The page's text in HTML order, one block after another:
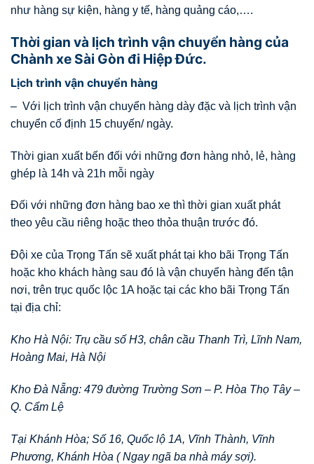
như hàng sự kiện, hàng y tế, hàng quảng cáo,….
Thời gian và lịch trình vận chuyển hàng của
Chành xe Sài Gòn đi Hiệp Đức.
Lịch trình vận chuyển hàng
– Với lịch trình vận chuyển hàng dày đặc và lịch trình vận
chuyển cố định 15 chuyến/ ngày.
Thời gian xuất bến đối với những đơn hàng nhỏ, lẻ, hàng
ghép là 14h và 21h mỗi ngày
Đối với những đơn hàng bao xe thì thời gian xuất phát
theo yêu cầu riêng hoặc theo thỏa thuận trước đó.
Đội xe của Trọng Tấn sẽ xuất phát tại kho bãi Trọng Tấn
hoặc kho khách hàng sau đó là vận chuyển hàng đến tận
nơi, trên trục quốc lộc 1A hoặc tại các kho bãi Trọng Tấn
tại địa chỉ:
Kho Hà Nội: Trụ cầu số H3, chân cầu Thanh Trì, Lĩnh Nam,
Hoàng Mai, Hà Nội
Kho Đà Nẵng: 479 đường Trường Sơn – P. Hòa Thọ Tây –
Q. Cẩm Lệ
Tại Khánh Hòa; Số 16, Quốc lộ 1A, Vĩnh Thành, Vĩnh
Phương, Khánh Hòa ( Ngay ngã ba nhà máy sợi).